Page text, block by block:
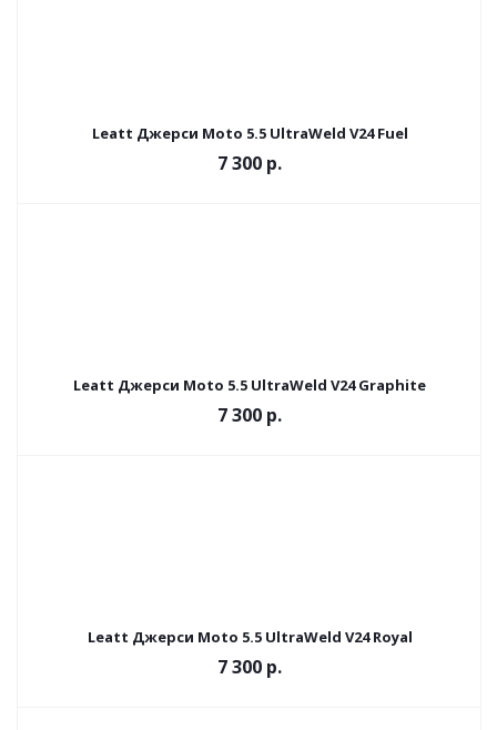
Leatt Джерси Moto 5.5 UltraWeld V24 Fuel
7 300 р.
Leatt Джерси Moto 5.5 UltraWeld V24 Graphite
7 300 р.
Leatt Джерси Moto 5.5 UltraWeld V24 Royal
7 300 р.